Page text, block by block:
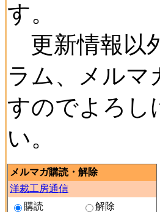
す。
更新情報以
ラム、メルマ
すのでよろし
い。
メルマガ購読・解除
洋裁工房通信
購読
解除